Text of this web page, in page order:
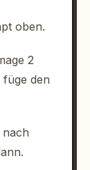
oben.
2
den
nach